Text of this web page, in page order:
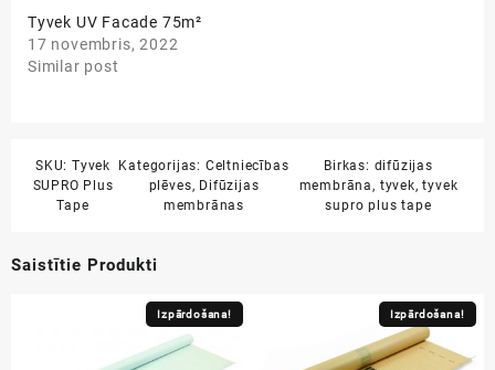
Tyvek UV Facade 75m²
17 novembris, 2022
Similar post
SKU: Tyvek
SUPRO Plus
Tape
Kategorijas: Celtniecības
plēves, Difūzijas
membrānas
Birkas: difūzijas
membrāna , tyvek,tyvek
supro plus tape
Saistītie Produkti
Izpārdošana! Izpārdošana!